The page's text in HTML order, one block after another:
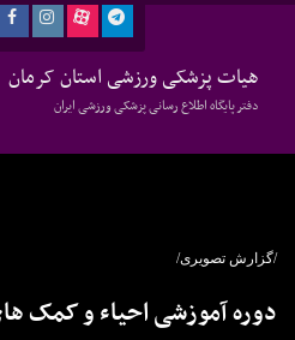
هیات پزشکی ورزشی استان کرمان
دفتر پایگاه اطلاع رسانی پزشکی ورزشی ایران
/گزارش تصویری/
دوره آموزشی احیاء و کمک